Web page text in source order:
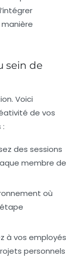
sein de
Voici
de vos
:
des sessions
membre de
où
à vos employés
personnels